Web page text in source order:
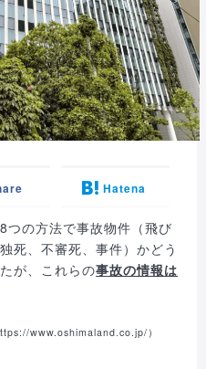
Hatena
つの方法で事故物件（飛び
死、不審死、事件）かどう
が、これらの事故の情報は
www.oshimaland.co.jp/ ）